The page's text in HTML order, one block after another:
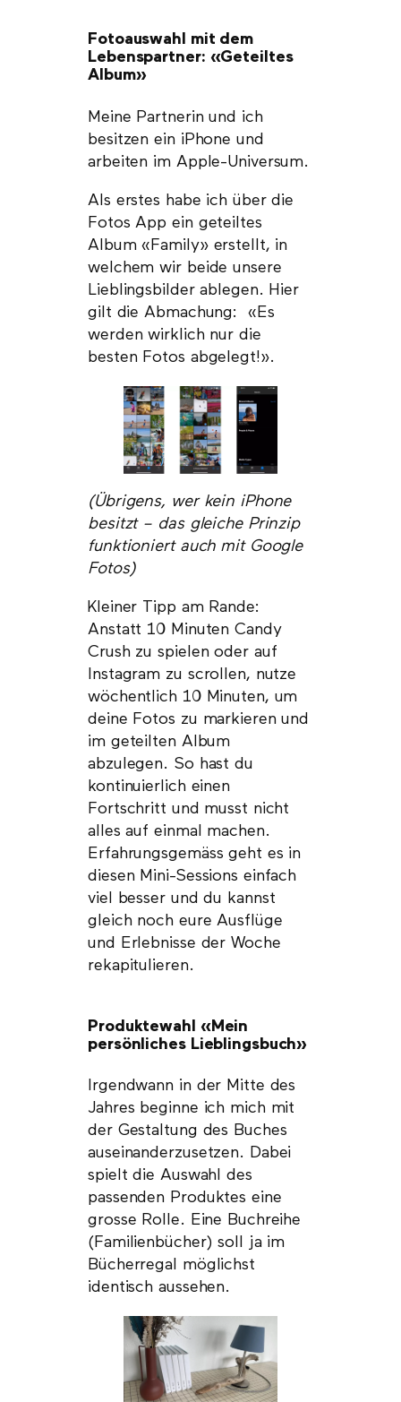
Fotoauswahl mit dem
Lebenspartner: «Geteiltes
Album»
Meine Partnerin und ich
besitzen ein iPhone und
arbeiten im Apple-Universum.
Als erstes habe ich über die
Fotos App ein geteiltes
Album «Family» erstellt, in
welchem wir beide unsere
Lieblingsbilder ablegen. Hier
gilt die Abmachung: «Es
werden wirklich nur die
besten Fotos abgelegt!».
(Übrigens, wer kein iPhone
besitzt – das gleiche Prinzip
funktioniert auch mit Google
Fotos)
Kleiner Tipp am Rande:
Anstatt 10 Minuten Candy
Crush zu spielen oder auf
Instagram zu scrollen, nutze
wöchentlich 10 Minuten, um
deine Fotos zu markieren und
im geteilten Album
abzulegen. So hast du
kontinuierlich einen
Fortschritt und musst nicht
alles auf einmal machen.
Erfahrungsgemäss geht es in
diesen Mini-Sessions einfach
viel besser und du kannst
gleich noch eure Ausflüge
und Erlebnisse der Woche
rekapitulieren.
Produktewahl «Mein
persönliches Lieblingsbuch»
Irgendwann in der Mitte des
Jahres beginne ich mich mit
der Gestaltung des Buches
auseinanderzusetzen. Dabei
spielt die Auswahl des
passenden Produktes eine
grosse Rolle. Eine Buchreihe
(Familienbücher) soll ja im
Bücherregal möglichst
identisch aussehen.